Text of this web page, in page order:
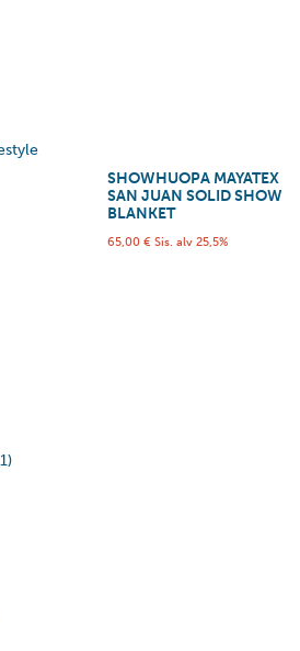
SHOWHUOPA MAYATEX
SAN JUAN SOLID SHOW
BLANKET
65,00€ Sis. alv 25,5%